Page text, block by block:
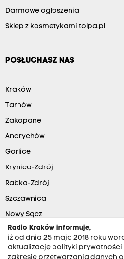
Darmowe ogłoszenia
Sklep z kosmetykami tolpa.pl
POSŁUCHASZ NAS
Kraków
Tarnów
Zakopane
Andrychów
Gorlice
Krynica-Zdrój
Rabka-Zdrój
Szczawnica
Nowy Sącz
Radio Kraków informuje,
iż od dnia 25 maja 2018 roku
aktualizację polityki prywatności
zakresie przetwarzania danych